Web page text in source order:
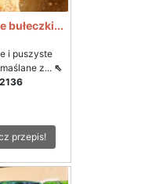
bułeczki...
i puszyste
z... ⇖
2136
przepis!